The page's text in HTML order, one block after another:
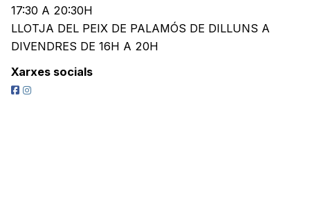
17:30 A 20:30H
LLOTJA DEL PEIX DE PALAMÓS DE DILLUNS A
DIVENDRES DE 16H A 20H
Xarxes socials